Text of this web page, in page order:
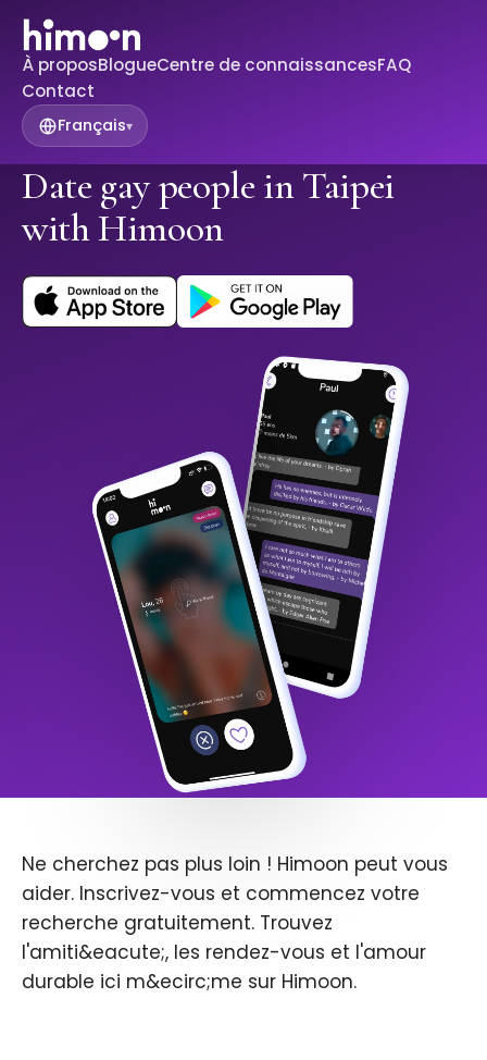
À proposBlogueCentre de connaissancesFAQ
Contact
Français▾
Date gay people in Taipei
with Himoon
Ne cherchez pas plus loin ! Himoon peut vous
aider. Inscrivez-vous et commencez votre
recherche gratuitement. Trouvez
l'amiti&eacute;, les rendez-vous et l'amour
durable ici m&ecirc;me sur Himoon.